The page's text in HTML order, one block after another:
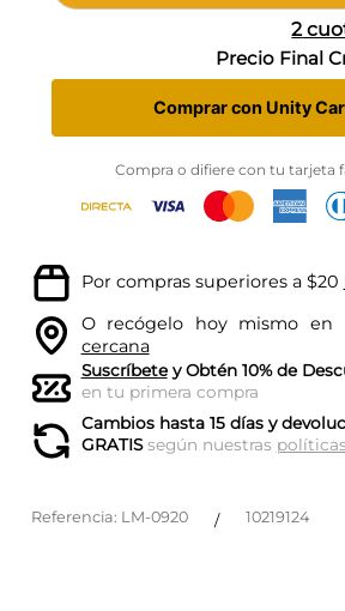
2
Precio Final
Comprar con Unity
Compra o difiere con tu tarjeta
Por compras superiores a $20
O recógelo hoy mismo
cercana
Suscríbetey Obtén 10% de
en tu primera compra
Cambios hasta 15 días y
GRATISsegún nuestras políticas
Referencia: LM-0920 / 10219124